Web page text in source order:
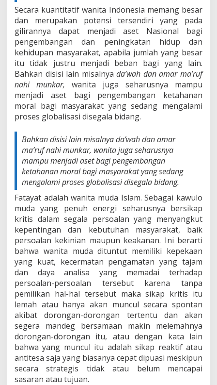
Secara kuantitatif wanita Indonesia memang besar
dan merupakan potensi tersendiri yang pada
gilirannya dapat menjadi aset Nasional bagi
pengembangan dan peningkatan hidup dan
kehidupan masyarakat, apabila jumlah yang besar
itu tidak justru menjadi beban bagi yang lain.
Bahkan disisi lain misalnyada’wah dan amar ma’ruf
nahi munkar, wanita juga seharusnya mampu
menjadi aset bagi pengembangan ketahanan
moral bagi masyarakat yang sedang mengalami
proses globalisasi disegala bidang.
Bahkan disisi lain misalnyada’wah dan amar
ma’rufnahi munkar, wanita juga seharusnya
mampu menjadi aset bagi pengembangan
ketahanan moral bagi masyarakat yang sedang
mengalami proses globalisasi disegala bidang.
Fatayat adalah wanita muda Islam. Sebagai kawulo
muda yang penuh energi seharusnya bersikap
kritis dalam segala persoalan yang menyangkut
kepentingan dan kebutuhan masyarakat, baik
persoalan kekinian maupun keakanan. Ini berarti
bahwa wanita muda dituntut memiliki kepekaan
yang kuat, kecermatan pengamatan yang tajam
dan daya analisa yang memadai terhadap
persoalan-persoalan tersebut karena tanpa
pemilikan hal-hal tersebut maka sikap kritis itu
lemah atau hanya akan muncul secara spontan
akibat dorongan-dorongan tertentu dan akan
segera mandeg bersamaan makin melemahnya
dorongan-dorongan itu, atau dengan kata lain
bahwa yang muncul itu adalah sikap reaktif atau
antitesa saja yang biasanya cepat dipuasi meskipun
secara strategis tidak atau belum mencapai
sasaran atau tujuan.